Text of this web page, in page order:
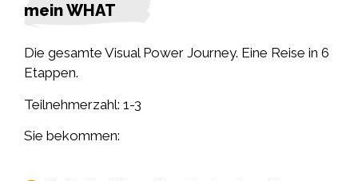
mein WHAT
Die gesamte Visual Power Journey. Eine Reise in 6
Etappen.
Teilnehmerzahl: 1-3
Sie bekommen: